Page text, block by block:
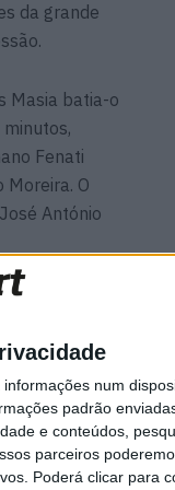
num
padrão
e conteúdos,
parceiros
Poderá clicar para
da grande
Masia batia-o
Fenati
Moreira. O
António
‘Manu’
FP1 em